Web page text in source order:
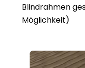
Blindrahmen
Möglichkeit)